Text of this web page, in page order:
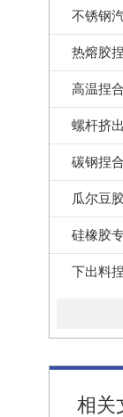
不锈钢
热熔胶
高温捏
螺杆挤
碳钢捏
瓜尔豆
硅橡胶
下出料
相关